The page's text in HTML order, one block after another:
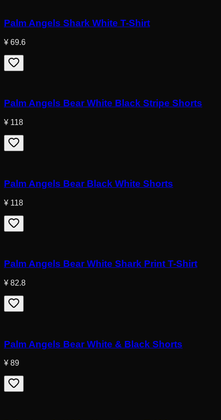
Palm Angels Shark White T-Shirt
¥ 69.6
Palm Angels Bear White Black Stripe Shorts
¥ 118
Palm Angels Bear Black White Shorts
¥ 118
Palm Angels Bear White Shark Print T-Shirt
¥ 82.8
Palm Angels Bear White & Black Shorts
¥ 89